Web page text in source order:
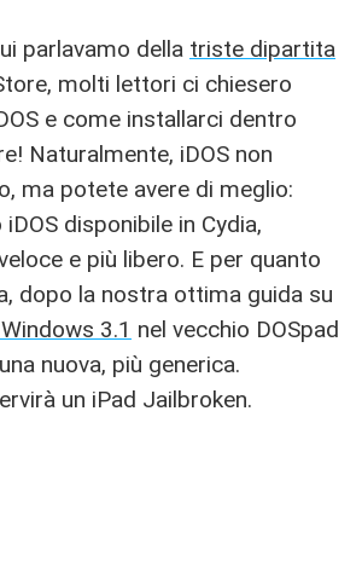
parlavamo della triste dipartita
molti lettori ci chiesero
e come installarci dentro
Naturalmente, iDOS non
ma potete avere di meglio:
iDOS disponibile in Cydia,
e più libero. E per quanto
dopo la nostra ottima guida su
3.1 nel vecchio DOSpad
nuova, più generica.
un iPad Jailbroken.